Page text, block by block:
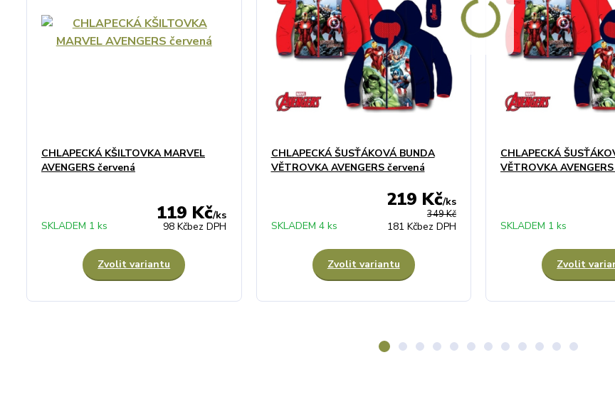
CHLAPECKÁ KŠILTOVKA MARVEL
AVENGERS červená
119 Kč/ks
98 Kčbez DPH
SKLADEM 1 ks
Zvolit variantu
CHLAPECKÁ ŠUSŤÁKOVÁ BUNDA
VĚTROVKA AVENGERS červená
349 Kč
219 Kč/ks
181 Kčbez DPH
SKLADEM 4 ks
Zvolit variantu
CHLAPECKÁ
VĚTROVKA
SKLADEM 1 ks
Zvolit